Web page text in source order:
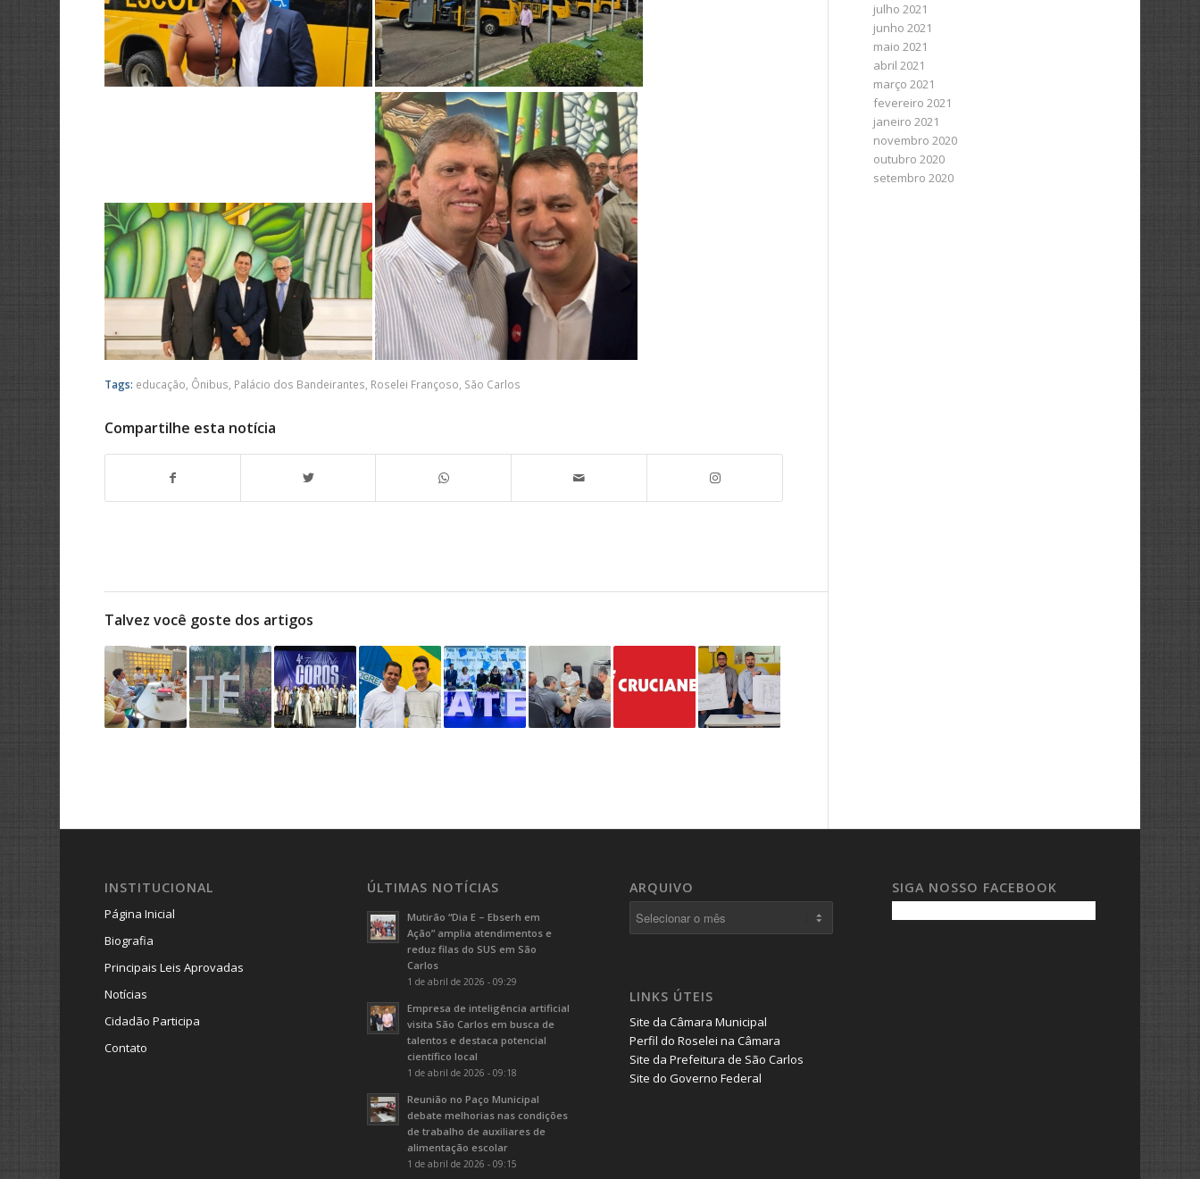
Tags: educação Ônibus Palácio dos Bandeirantes Roselei Françoso São Carlos
Compartilhe esta notícia
Talvez você goste dos artigos
julho 2021
junho 2021
maio 2021
abril 2021
março 2021
fevereiro 2021
janeiro 2021
novembro 2020
outubro 2020
setembro 2020
INSTITUCIONAL
Página Inicial
Biografia
Principais Leis Aprovadas
Notícias
Cidadão Participa
Contato
ÚLTIMAS NOTÍCIAS
Mutirão “Dia E – Ebserh em
Ação” amplia atendimentos e
reduz filas do SUS em São
Carlos
1 de abril de 2026 - 09:29
Empresa de inteligência artificial
visita São Carlos em busca de
talentos e destaca potencial
científico local
1 de abril de 2026 - 09:18
Reunião no Paço Municipal
debate melhorias nas condições
de trabalho de auxiliares de
alimentação escolar
1 de abril de 2026 - 09:15
ARQUIVO
LINKS ÚTEIS
Site da Câmara Municipal
Perfil do Roselei na Câmara
Site da Prefeitura de São Carlos
Site do Governo Federal
SIGA NOSSO FACEBOOK